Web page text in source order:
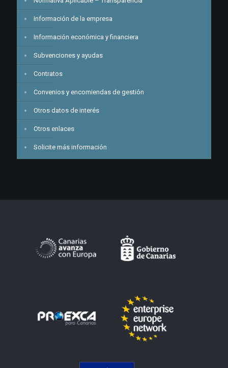
Información de la empresa
Información económica y financiera
Subvenciones y ayudas
Contratos
Convenios y encomiendas de gestión
Otros datos de interés
Otros enlaces
Solicite más información